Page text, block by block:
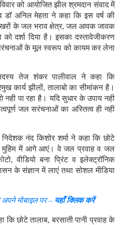
को आयोजित झील श्रमदान संवाद में
अनिल मेहता ने कहा कि इस वर्ष की
के जल भराव क्षेत्र, जल आवक जावक
को दर्शा दिया है। इसका दस्तावेजीकरण
के मूल स्वरूप को कायम कर लेना
तेज शंकर पालीवाल ने कहा कि
कार्य झीलों, तालाबो का सीमांकन है।
नही पा रहा है। यदि सुधार के उपाय नही
जल सरंचनाओं का अस्तित्व ही नही
नंद किशोर शर्मा ने कहा कि छोटे
मुहिम में आगे आएं। वे जल प्रवाह व जल
वीडियो बना प्रिंट व इलेक्ट्रॉनिक
के संज्ञान में लाएं तथा सोशल मीडिया
अपने मोबाइल पर – यहाँ क्लिक करें
छोटे तालाब, बरसाती पानी प्रवाह के